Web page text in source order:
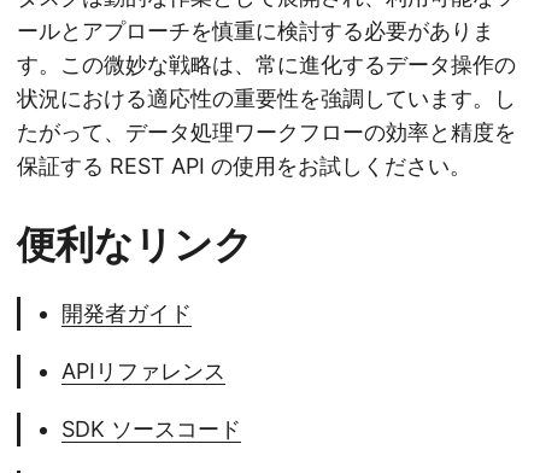
ールとアプローチを慎重に検討する必要がありま
す。この微妙な戦略は、常に進化するデータ操作の
状況における適応性の重要性を強調しています。し
たがって、データ処理ワークフローの効率と精度を
保証する REST API の使用をお試しください。
便利なリンク
開発者ガイド
APIリファレンス
SDK ソースコード